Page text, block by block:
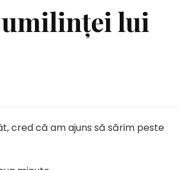
umilinței lui
cred că am ajuns să sărim peste